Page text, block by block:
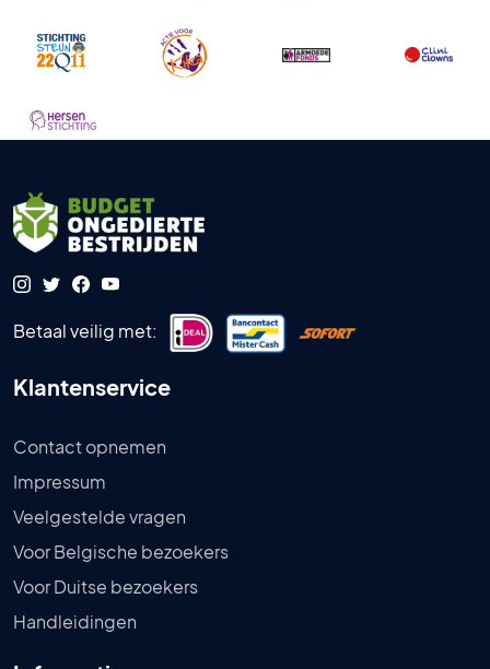
Betaal veilig met:
Klantenservice
Contact opnemen
Impressum
Veelgestelde vragen
Voor Belgische bezoekers
Voor Duitse bezoekers
Handleidingen